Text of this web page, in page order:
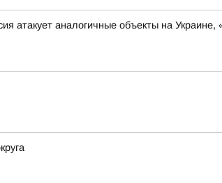
атакует аналогичные объекты на